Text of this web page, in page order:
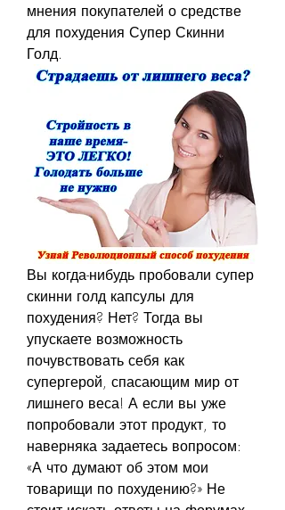
мнения покупателей о средстве
для похудения Супер Скинни
Голд.
Вы когда-нибудь пробовали супер
скинни голд капсулы для
похудения? Нет? Тогда вы
упускаете возможность
почувствовать себя как
супергерой, спасающим мир от
лишнего веса! А если вы уже
попробовали этот продукт, то
наверняка задаетесь вопросом:
«А что думают об этом мои
товарищи по похудению?» Не